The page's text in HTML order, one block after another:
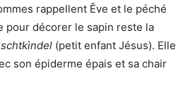
rappellent Êve et le péché
pour décorer le sapin reste la
(petit enfant Jésus). Elle
son épiderme épais et sa chair